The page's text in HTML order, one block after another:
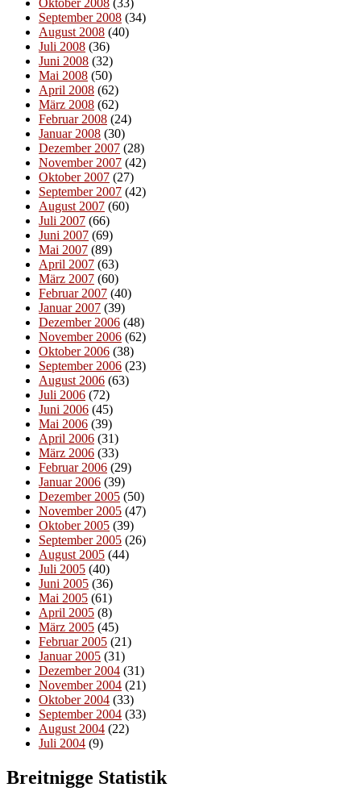
Oktober 2008 (33)
September 2008 (34)
August 2008 (40)
Juli 2008 (36)
Juni 2008 (32)
Mai 2008 (50)
April 2008 (62)
März 2008 (62)
Februar 2008 (24)
Januar 2008 (30)
Dezember 2007 (28)
November 2007 (42)
Oktober 2007 (27)
September 2007 (42)
August 2007 (60)
Juli 2007 (66)
Juni 2007 (69)
Mai 2007 (89)
April 2007 (63)
März 2007 (60)
Februar 2007 (40)
Januar 2007 (39)
Dezember 2006 (48)
November 2006 (62)
Oktober 2006 (38)
September 2006 (23)
August 2006 (63)
Juli 2006 (72)
Juni 2006 (45)
Mai 2006 (39)
April 2006 (31)
März 2006 (33)
Februar 2006 (29)
Januar 2006 (39)
Dezember 2005 (50)
November 2005 (47)
Oktober 2005 (39)
September 2005 (26)
August 2005 (44)
Juli 2005 (40)
Juni 2005 (36)
Mai 2005 (61)
April 2005 (8)
März 2005 (45)
Februar 2005 (21)
Januar 2005 (31)
Dezember 2004 (31)
November 2004 (21)
Oktober 2004 (33)
September 2004 (33)
August 2004 (22)
Juli 2004 (9)
Breitnigge Statistik